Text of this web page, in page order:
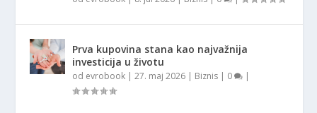
Prva kupovina stana kao najvažnija
investicija u životu
od evrobook |27. maj 2026 | Biznis | 0 |